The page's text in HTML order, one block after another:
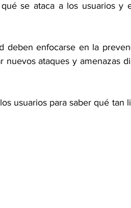
se ataca a los usuarios y
deben enfocarse en la
nuevos ataques y amenazas
usuarios para saber qué tan